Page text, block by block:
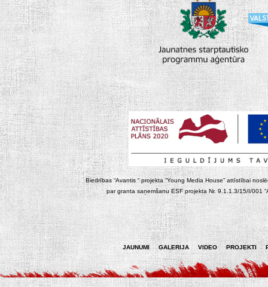
Biedrības “Avantis “ projekta “Young Media House” attīstībai
par granta saņemšanu ESF projekta Nr. 9.1.1.3/15/I/001
JAUNUMI GALERIJA VIDEO PROJEKTI